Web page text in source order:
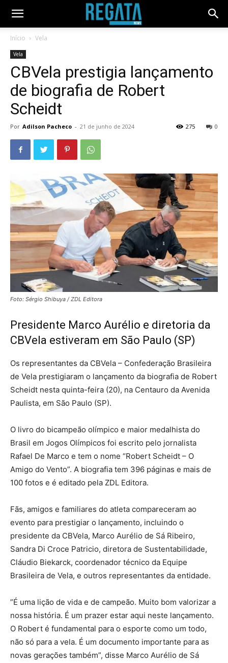
Início Vela
Vela
CBVela prestigia lançamento
de biografia de Robert
Scheidt
Por Adilson Pacheco - 21 de junho de 2024 0
275
Foto: Sérgio Shibuya / ZDL Editora
Presidente Marco Aurélio e diretoria da
CBVela estiveram em São Paulo (SP)
Os representantes da CBVela – Confederação Brasileira
de Vela prestigiaram o lançamento da biografia de Robert
Scheidt nesta quinta-feira (20), na Centauro da Avenida
Paulista, em São Paulo (SP).
O livro do bicampeão olímpico e maior medalhista do
Brasil em Jogos Olímpicos foi escrito pelo jornalista
Rafael De Marco e tem o nome “Robert Scheidt – O
Amigo do Vento”. A biografia tem 396 páginas e mais de
100 fotos e é editado pela ZDL Editora.
Fãs, amigos e familiares do atleta compareceram ao
evento para prestigiar o lançamento, incluindo o
presidente da CBVela, Marco Aurélio de Sá Ribeiro,
Sandra Di Croce Patricio, diretora de Sustentabilidade,
Cláudio Biekarck, coordenador técnico da Equipe
Brasileira de Vela, e outros representantes da entidade.
”É uma lição de vida e de campeão. Muito bom valorizar a
nossa história. É um prazer estar aqui neste lançamento.
O Robert é fundamental para o esporte como um todo,
não só para a vela. É um documento importante para as
novas gerações também”, disse Marco Aurélio de Sá